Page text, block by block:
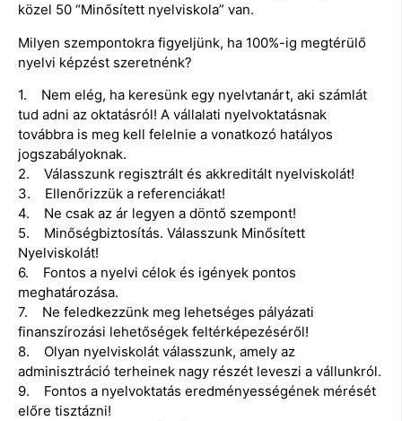
közel 50 “Minősített nyelviskola” van.
Milyen szempontokra figyeljünk, ha 100%-ig megtérülő
nyelvi képzést szeretnénk?
1. Nem elég, ha keresünk egy nyelvtanárt, aki számlát
tud adni az oktatásról! A vállalati nyelvoktatásnak
továbbra is meg kell felelnie a vonatkozó hatályos
jogszabályoknak.
2. Válasszunk regisztrált és akkreditált nyelviskolát!
3. Ellenőrizzük a referenciákat!
4. Ne csak az ár legyen a döntő szempont!
5. Minőségbiztosítás. Válasszunk Minősített
Nyelviskolát!
6. Fontos a nyelvi célok és igények pontos
meghatározása.
7. Ne feledkezzünk meg lehetséges pályázati
finanszírozási lehetőségek feltérképezéséről!
8. Olyan nyelviskolát válasszunk, amely az
adminisztráció terheinek nagy részét leveszi a vállunkról.
9. Fontos a nyelvoktatás eredményességének mérését
előre tisztázni!